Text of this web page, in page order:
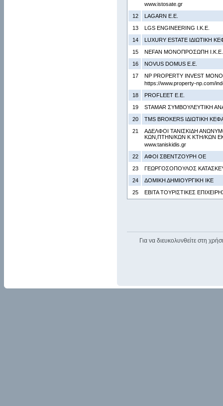
www.istosate.gr
12
LAGARN Ε.Ε.
13
LGS ENGINEERING Ι.Κ.Ε.
14
LUXURY ESTATE ΙΔΙΩΤΙΚΗ
15
NEFAN ΜΟΝΟΠΡΟΣΩΠΗ Ι.Κ.Ε.
16
NOVUS DOMUS Ε.Ε.
17
NP PROPERTY INVEST
https://www.property-np.com/
18
PROFLEET Ε.Ε.
19
STAMAR ΣΥΜΒΟΥΛΕΥΤΙΚΗ
20
TMS BROKERS ΙΔΙΩΤΙΚΗ
21
ΑΔΕΛΦΟΙ ΤΑΝΙΣΚΙΔΗ
ΚΩΝ,ΠΤΗΝ/ΚΩΝ Κ ΚΤΗ/ΚΩΝ
www.taniskidis.gr
22
ΑΦΟΙ ΣΒΕΝΤΖΟΥΡΗ ΟΕ
23
ΓΕΩΡΓΟΣΟΠΟΥΛΟΣ
24
ΔΟΜΙΚΗ ΔΗΜΙΟΥΡΓΙΚΗ ΙΚΕ
25
ΕΒΙΤΑ ΤΟΥΡΙΣΤΙΚΕΣ
Για να διευκολυνθείτε στη